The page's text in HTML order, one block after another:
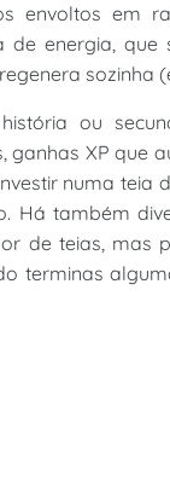
envoltos em
de energia,
sozinha
ou
XP que
numa teia
Há também
de teias, mas
terminas